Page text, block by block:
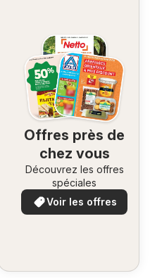
Offres près de
chez vous
Découvrez les offres
spéciales
Voir les offres